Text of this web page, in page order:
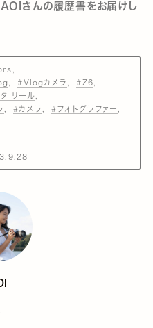
さんの履歴書をお届けし
#Vlogカメラ
#Z6
リール
#カメラ
#フォトグラファー